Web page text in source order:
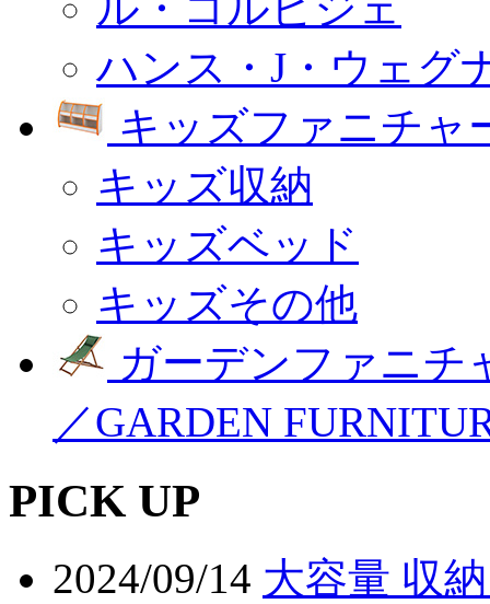
ハンス・J・ウェグ
キッズファニチャ
キッズ収納
キッズベッド
キッズその他
ガーデンファニチ
／GARDEN
PICK UP
2024/09/14 大容量 収